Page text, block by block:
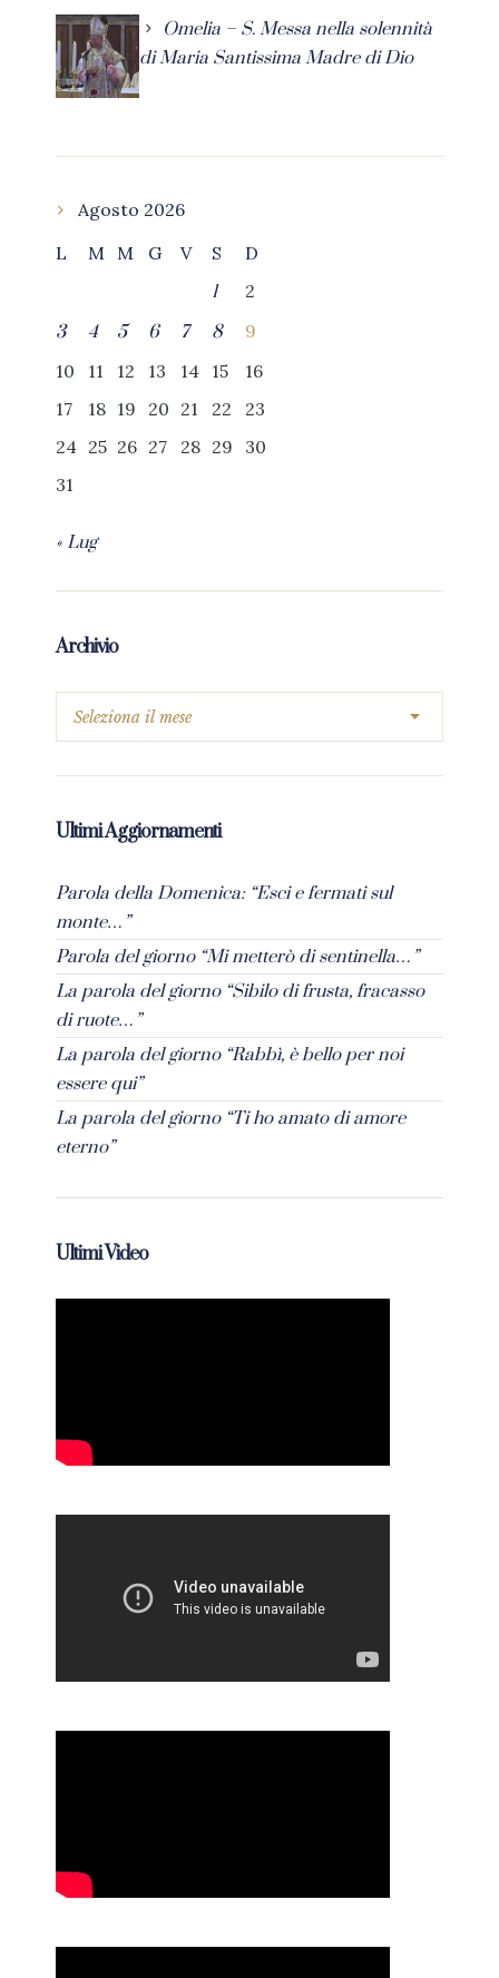
Omelia – S. Messa nella solennità
di Maria Santissima Madre di Dio
Agosto 2026
L
M M G V S
D
1
2
3
4 5 6 7 8
9
10
11 12 13 14 15
16
17
18 19 20 21 22
23
24 25 26 27 28 29
30
31
« Lug
Archivio
Ultimi Aggiornamenti
Parola della Domenica: “Esci e fermati sul
monte…”
Parola del giorno “Mi metterò di sentinella…”
La parola del giorno “Sibilo di frusta, fracasso
di ruote…”
La parola del giorno “Rabbì, è bello per noi
essere qui”
La parola del giorno “Ti ho amato di amore
eterno”
Ultimi Video